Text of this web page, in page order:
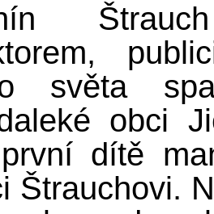
světa
obci
dítě
Štrauchovi.